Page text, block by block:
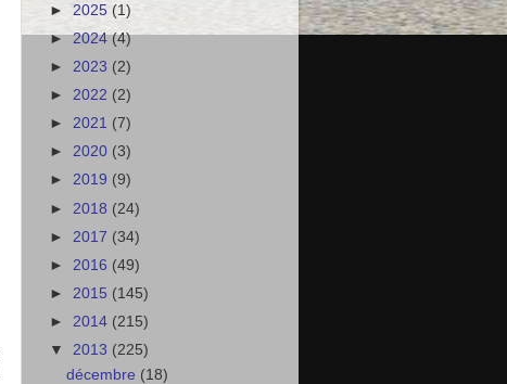
► 2025 (1)
►2024(4)
► 2023 (2)
► 2022 (2)
► 2021 (7)
► 2020 (3)
► 2019 (9)
► 2018 (24)
► 2017 (34)
► 2016 (49)
► 2015 (145)
► 2014 (215)
▼ 2013 (225)
décembre (18)